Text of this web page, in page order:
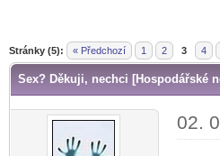
Stránky (5): « Předchozí 1 2 3 4
Sex? Děkuji, nechci [Hospodářské
02.